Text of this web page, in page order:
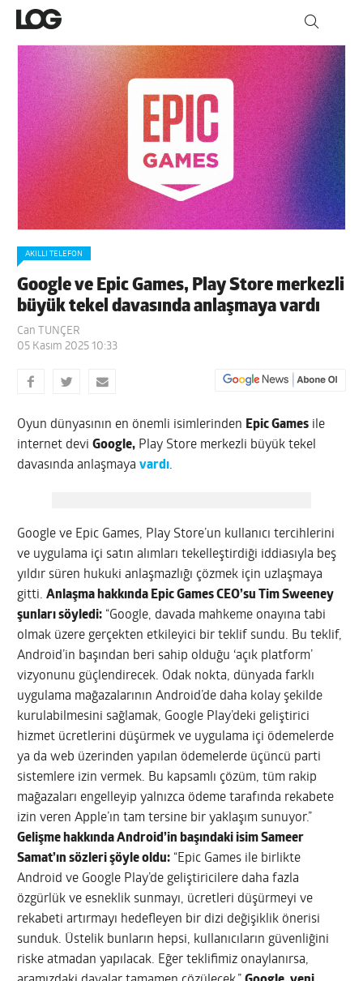
AKILLI TELEFON
Google ve Epic Games, Play Store merkezli
büyük tekel davasında anlaşmaya vardı
Can TUNÇER
05 Kasım 2025 10:33
Oyun dünyasının en önemli isimlerinden Epic Games ile
internet deviGoogle, Play Store merkezli büyük tekel
davasında anlaşmayavardı.
Google ve Epic Games, Play Store’un kullanıcı tercihlerini
ve uygulama içi satın alımları tekelleştirdiği iddiasıyla beş
yıldır süren hukuki anlaşmazlığı çözmek için uzlaşmaya
gitti.Anlaşma hakkında Epic Games CEO’su Tim Sweeney
şunları söyledi: “Google, davada mahkeme onayına tabi
olmak üzere gerçekten etkileyici bir teklif sundu. Bu teklif,
Android’in başından beri sahip olduğu ‘açık platform’
vizyonunu güçlendirecek. Odak nokta, dünyada farklı
uygulama mağazalarının Android’de daha kolay şekilde
kurulabilmesini sağlamak, Google Play’deki geliştirici
hizmet ücretlerini düşürmek ve uygulama içi ödemelerde
ya da web üzerinden yapılan ödemelerde üçüncü parti
sistemlere izin vermek. Bu kapsamlı çözüm, tüm rakip
mağazaları engelleyip yalnızca ödeme tarafında rekabete
izin veren Apple’ın tam tersine bir yaklaşım sunuyor.”
Gelişme hakkında Android’in başındaki isim Sameer
Samat’ın sözleri şöyle oldu: “Epic Games ile birlikte
Android ve Google Play’de geliştiricilere daha fazla
özgürlük ve esneklik sunmayı, ücretleri düşürmeyi ve
rekabeti artırmayı hedefleyen bir dizi değişiklik önerisi
sunduk. Üstelik bunların hepsi, kullanıcıların güvenliğini
riske atmadan yapılacak. Eğer teklifimiz onaylanırsa,